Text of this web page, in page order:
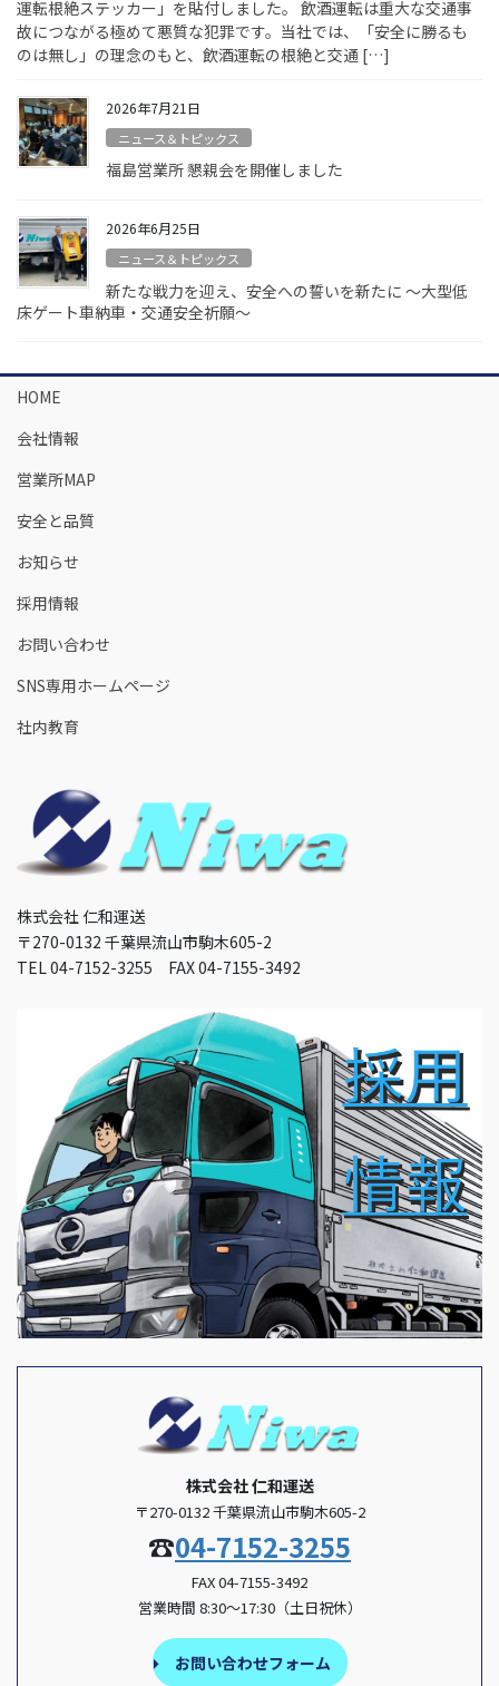
運転根絶ステッカー」を貼付しました。 飲酒運転は重大な交通事
故につながる極めて悪質な犯罪です。当社では、「安全に勝るも
のは無し」の理念のもと、飲酒運転の根絶と交通 […]
2026年7月21日
ニュース＆トピックス
福島営業所 懇親会を開催しました
2026年6月25日
ニュース＆トピックス
新たな戦力を迎え、安全への誓いを新たに ～大型低
床ゲート車納車・交通安全祈願～
HOME
会社情報
営業所MAP
安全と品質
お知らせ
採用情報
お問い合わせ
SNS専用ホームページ
社内教育
株式会社 仁和運送
〒270-0132 千葉県流山市駒木605-2
TEL 04-7152-3255 FAX 04-7155-3492
株式会社 仁和運送
〒270-0132 千葉県流山市駒木605-2
☎04-7152-3255
FAX 04-7155-3492
営業時間 8:30～17:30（土日祝休）
お問い合わせフォーム